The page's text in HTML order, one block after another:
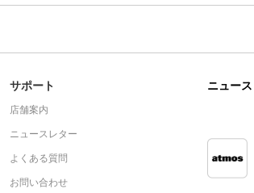
サポート
店舗案内
ニュースレター
よくある質問
お問い合わせ
ニュース